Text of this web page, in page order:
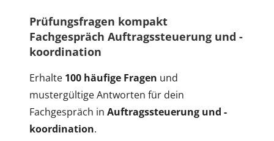
Prüfungsfragen kompakt
Fachgespräch Auftragssteuerung und -
koordination
Erhalte 100 häufige Fragen und
mustergültige Antworten für dein
Fachgespräch in Auftragssteuerung und -
koordination.